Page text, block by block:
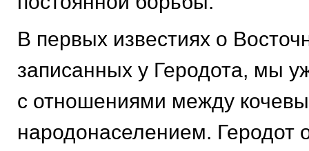
В первых известиях о
записанных у Геродота, мы
с отношениями между
народонаселением. Геродот